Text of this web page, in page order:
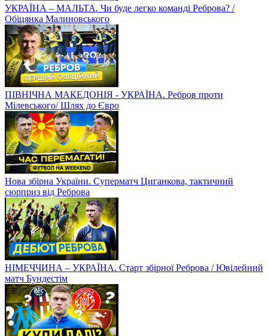
УКРАЇНА – МАЛЬТА. Чи буде легко команді Реброва? /
Обіцянка Малиновського
ПІВНІЧНА МАКЕДОНІЯ - УКРАЇНА. Ребров проти
Мілевського/ Шлях до Євро
Нова збірна України. Суперматч Циганкова, тактичний
сюрприз від Реброва
НІМЕЧЧИНА – УКРАЇНА. Старт збірної Реброва / Ювілейний
матч Бундестім